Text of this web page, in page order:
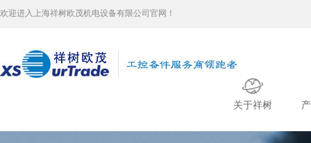
欢迎进入上海祥树欧茂机电设备有限公司官网！
关于祥树